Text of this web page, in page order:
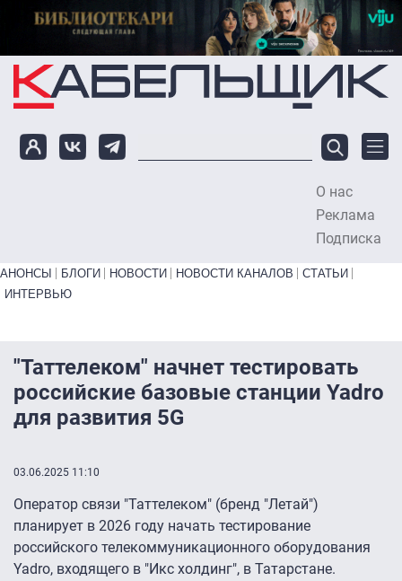
Перейти к основному содержанию
О нас
Реклама
Подписка
Primary links bottom
АНОНСЫ БЛОГИ НОВОСТИ НОВОСТИ КАНАЛОВ
СТАТЬИ
ИНТЕРВЬЮ
"Таттелеком" начнет тестировать
российские базовые станции Yadro
для развития 5G
03.06.2025 11:10
Оператор связи "Таттелеком" (бренд "Летай")
планирует в 2026 году начать тестирование
российского телекоммуникационного оборудования
Yadro, входящего в "Икс холдинг", в Татарстане.